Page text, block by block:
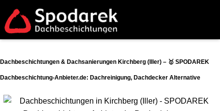
Dachbeschichtungen & Dachsanierungen Kirchberg (Iller) – 🥇 SPODAREK
Dachbeschichtung-Anbieter.de: Dachreinigung, Dachdecker Alternative